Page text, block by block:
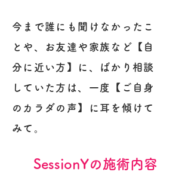
今まで誰にも聞けなかったこ
とや、お友達や家族など【自
分に近い方】に、ばかり相談
していた方は、一度【ご自身
のカラダの声】に耳を傾けて
みて。
SessionYの施術内容